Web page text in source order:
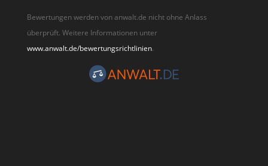
Bewertungen werden von anwalt.de nicht ohne Anlass
überprüft. Weitere Informationen unter
www.anwalt.de/bewertungsrichtlinien.